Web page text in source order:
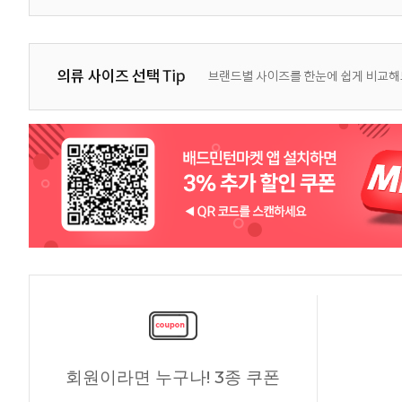
회원이라면 누구나! 3종 쿠폰